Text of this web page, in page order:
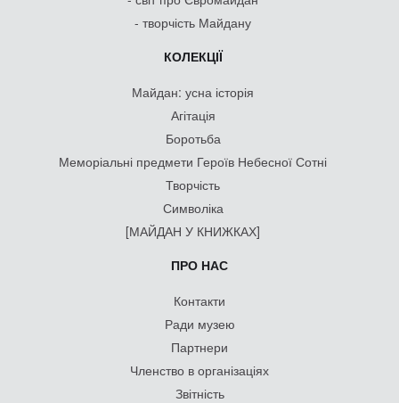
- творчість Майдану
КОЛЕКЦІЇ
Майдан: усна історія
Агітація
Боротьба
Меморіальні предмети Героїв Небесної Сотні
Творчість
Символіка
[МАЙДАН У КНИЖКАХ]
ПРО НАС
Контакти
Ради музею
Партнери
Членство в організаціях
Звітність